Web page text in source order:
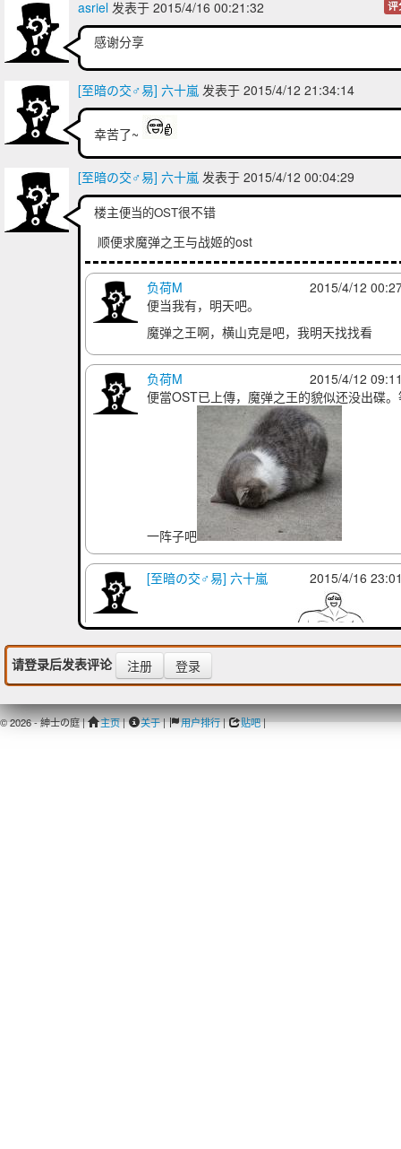
asriel 发表于 2015/4/16 00:21:32 评
感谢分享
[至暗の交♂易] 六十嵐 发表于 2015/4/12 21:34:14
幸苦了~
[至暗の交♂易] 六十嵐 发表于 2015/4/12 00:04:29
楼主便当的OST很不错
顺便求魔弹之王与战姬的ost
2015/4/12
负荷M
便当我有，明天吧。
魔弹之王啊，横山克是吧，我明天找找看
2015/4/12
负荷M
便當OST已上傳，魔弹之王的貌似还没出碟
一阵子吧
2015/4/16
[至暗の交♂易] 六十嵐
回复 負荷領域：非常感谢
请登录后发表评论 注册 登录
© 2026 - 紳士の庭 | 主页| 关于| 用户排行| 贴吧|